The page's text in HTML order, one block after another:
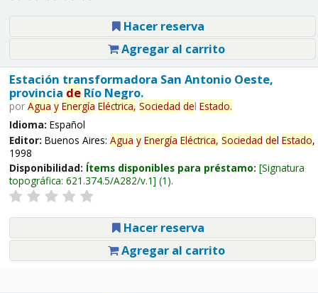
Hacer reserva
Agregar al carrito
Estación transformadora San Antonio Oeste,
provincia deRío Negro.
por Agua y Energía Eléctrica, Sociedad del Estado.
Idioma: Español
Editor: Buenos Aires: Agua y Energía Eléctrica, Sociedad del Estado,
1998
Disponibilidad: Ítems disponibles para préstamo: Signatura
topográfica: 621.374.5/A282/v.1 (1).
Hacer reserva
Agregar al carrito